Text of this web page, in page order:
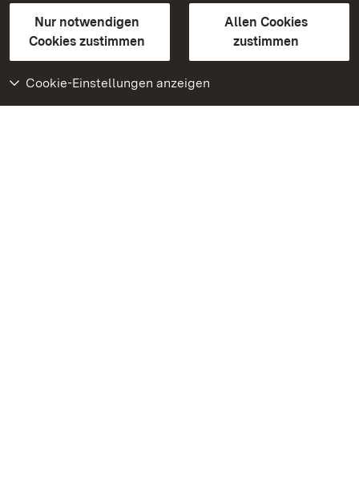
Nur notwendigen
Cookies zustimmen
Allen Cookies
zustimmen
Cookie-Einstellungen anzeigen
GebärdenspracheLeichte Sprache
Erklärung zur Barrierefreiheit
BITV-konform (geprüfte Seiten)
Weiteres